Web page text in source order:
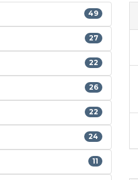
49
27
22
26
22
24
11